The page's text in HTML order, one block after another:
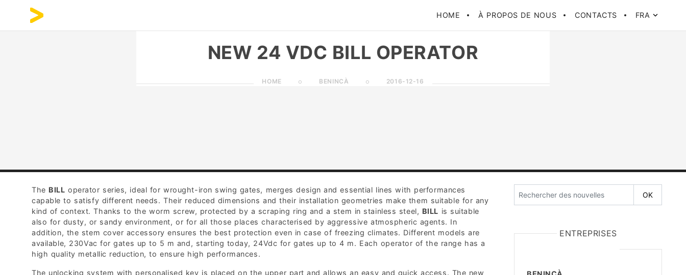
HOME À PROPOS DE NOUS CONTACTS FRA
NEW 24 VDC BILL OPERATOR
HOME BENINCÀ 2016-12-16
The BILL operator series, ideal for wrought-iron swing gates, merges design and essential lines with performances
capable to satisfy different needs. Their reduced dimensions and their installation geometries make them suitable for any
kind of context. Thanks to the worm screw, protected by a scraping ring and a stem in stainless steel, BILL is suitable
also for dusty, or sandy environment, or for all those places characterised by aggressive atmospheric agents. In
addition, the stem cover accessory ensures the best protection even in case of freezing climates. Different models are
available, 230Vac for gates up to 5 m and, starting today, 24Vdc for gates up to 4 m. Each operator of the range has a
high quality metallic reduction, to ensure high performances.
The unlocking system with personalised key is placed on the upper part and allows an easy and quick access. The new
ENTREPRISES